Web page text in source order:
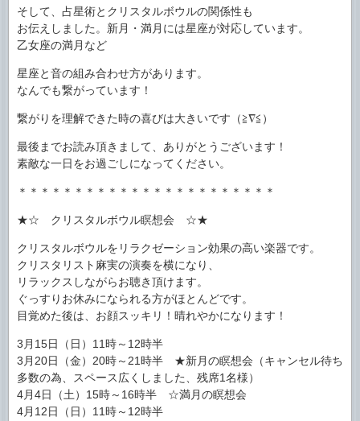
そして、占星術とクリスタルボウルの関係性も
お伝えしました。新月・満月には星座が対応しています。
乙女座の満月など
星座と音の組み合わせ方があります。
なんでも繋がっています！
繋がりを理解できた時の喜びは大きいです（≧∇≦）
最後までお読み頂きまして、ありがとうございます！
素敵な一日をお過ごしになってください。
＊＊＊＊＊＊＊＊＊＊＊＊＊＊＊＊＊＊＊＊＊＊＊
★☆ クリスタルボウル瞑想会 ☆★
クリスタルボウルをリラクゼーション効果の高い楽器です。
クリスタリスト麻実の演奏を横になり、
リラックスしながらお聴き頂けます。
ぐっすりお休みになられる方がほとんどです。
目覚めた後は、お顔スッキリ！晴れやかになります！
3月15日（日）11時～12時半
3月20日（金）20時～21時半 ★新月の瞑想会（キャンセル待ち
多数の為、スペース広くしました、残席1名様）
4月4日（土）15時～16時半 ☆満月の瞑想会
4月12日（日）11時～12時半